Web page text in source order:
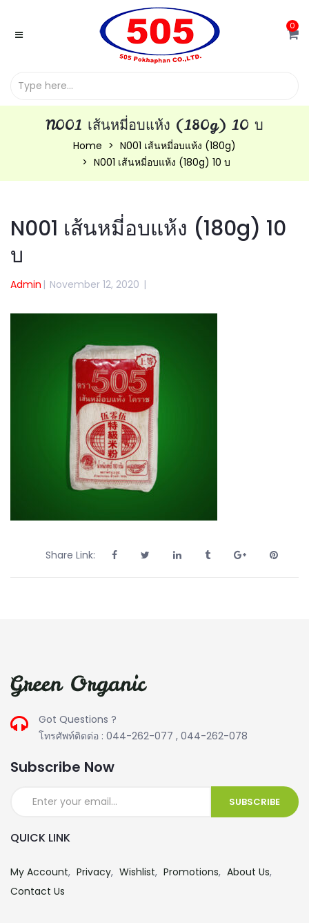
0
N001 เส้นหมี่อบแห้ง (180g) 10 บ
Home
N001 เส้นหมี่อบแห้ง (180g)
N001 เส้นหมี่อบแห้ง (180g) 10 บ
N001 เส้นหมี่อบแห้ง (180g) 10
บ
Admin | November 12, 2020 |
Share Link:
Got Questions ?
โทรศัพท์ติดต่อ : 044-262-077 , 044-262-078
Subscribe Now
QUICK LINK
My Account Privacy Wishlist Promotions
About Us
Contact Us